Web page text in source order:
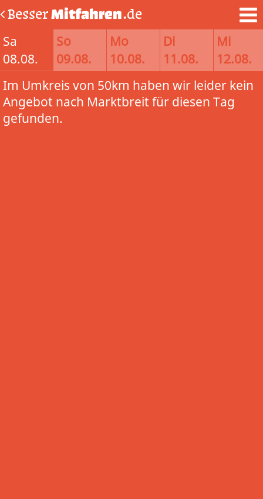
BesserMitfahren.de
Sa
08.08.
So
09.08.
Mo
10.08.
Di
11.08.
Mi
12.08.
Im Umkreis von 50km haben wir leider kein
Angebot nach Marktbreit für diesen Tag
gefunden.